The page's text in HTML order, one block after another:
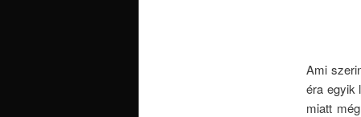
Ami
éra egyik
miatt